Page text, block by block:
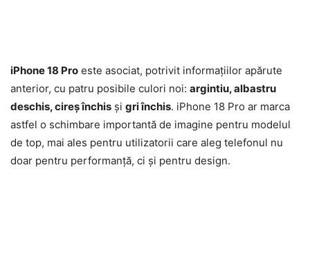
iPhone 18 Pro este asociat, potrivit informațiilor apărute
anterior, cu patru posibile culori noi: argintiu, albastru
deschis, cireș închis și gri închis. iPhone 18 Pro ar marca
astfel o schimbare importantă de imagine pentru modelul
de top, mai ales pentru utilizatorii care aleg telefonul nu
doar pentru performanță, ci și pentru design.